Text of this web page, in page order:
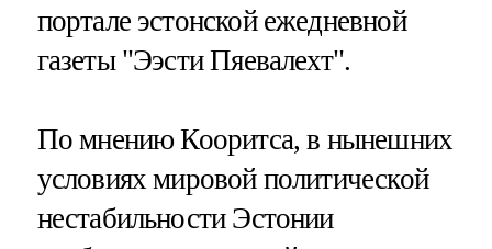
портале эстонской ежедневной
газеты "Ээсти Пяевалехт".
По мнению Кооритса, в нынешних
условиях мировой политической
нестабильности Эстонии